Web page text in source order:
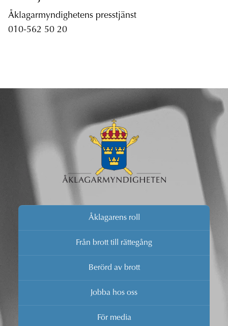
Åklagarmyndighetens presstjänst
010-562 50 20
Åklagarens roll
Från brott till rättegång
Berörd av brott
Jobba hos oss
För media